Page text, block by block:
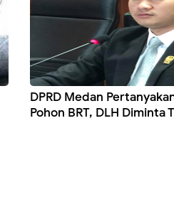
DPRD Medan
Pohon BRT, DLH Diminta